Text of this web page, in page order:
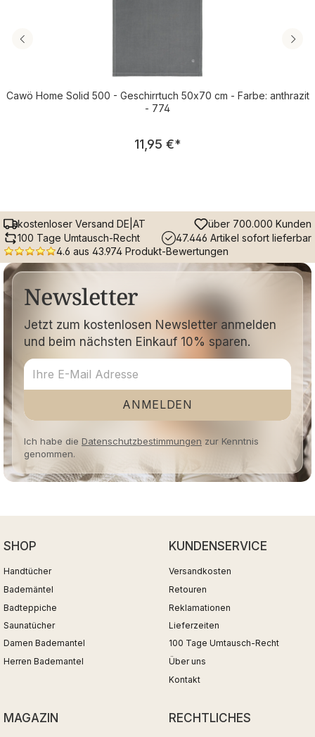
Cawö Home Solid 500 - Geschirrtuch 50x70 cm - Farbe: anthrazit
- 774
Regulärer Preis:
11,95 €*
kostenloser Versand DE|AT
über 700.000 Kunden
100 Tage Umtausch-Recht
47.446 Artikel sofort lieferbar
4.6 aus 43.974 Produkt-Bewertungen
Newsletter
Jetzt zum kostenlosen Newsletter anmelden
und beim nächsten Einkauf 10% sparen.
ANMELDEN
Ich habe die Datenschutzbestimmungen zur Kenntnis
genommen.
SHOP
Handtücher
Bademäntel
Badteppiche
Saunatücher
Damen Bademantel
Herren Bademantel
KUNDENSERVICE
Versandkosten
Retouren
Reklamationen
Lieferzeiten
100 Tage Umtausch-Recht
Über uns
Kontakt
MAGAZIN RECHTLICHES